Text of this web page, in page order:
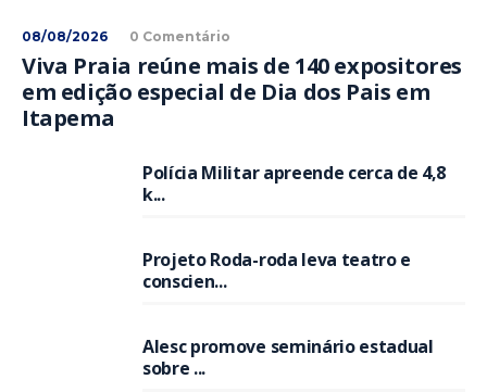
08/08/2026 0 Comentário
Viva Praia reúne mais de 140 expositores
em edição especial de Dia dos Pais em
Itapema
Polícia Militar apreende cerca de 4,8
k...
Projeto Roda-roda leva teatro e
conscien...
Alesc promove seminário estadual
sobre ...